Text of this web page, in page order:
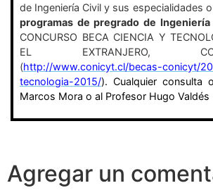
de Ingeniería Civil y sus especialidades
programas de pregrado de
CONCURSO BECA CIENCIA Y
EL EXTRANJERO,
(http://www.conicyt.cl/becas-conicyt/
tecnologia-2015/). Cualquier consulta
Marcos Mora o al Profesor Hugo Valdés
Agregar un